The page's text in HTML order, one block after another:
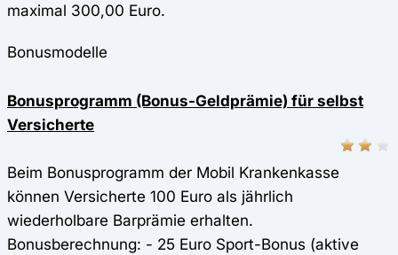
maximal 300,00 Euro.
Bonusmodelle
Bonusprogramm (Bonus-Geldprämie) für selbst
Versicherte
Beim Bonusprogramm der Mobil Krankenkasse
können Versicherte 100 Euro als jährlich
wiederholbare Barprämie erhalten.
Bonusberechnung: - 25 Euro Sport-Bonus (aktive